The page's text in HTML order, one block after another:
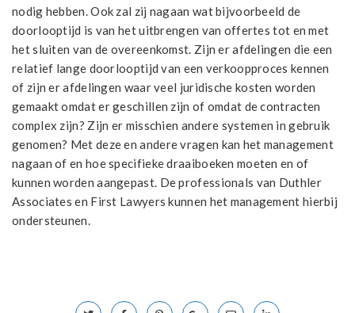
nodig hebben. Ook zal zij nagaan wat bijvoorbeeld de
doorlooptijd is van het uitbrengen van offertes tot en met
het sluiten van de overeenkomst. Zijn er afdelingen die een
relatief lange doorlooptijd van een verkoopproces kennen
of zijn er afdelingen waar veel juridische kosten worden
gemaakt omdat er geschillen zijn of omdat de contracten
complex zijn? Zijn er misschien andere systemen in gebruik
genomen? Met deze en andere vragen kan het management
nagaan of en hoe specifieke draaiboeken moeten en of
kunnen worden aangepast. De professionals van Duthler
Associates en First Lawyers kunnen het management hierbij
ondersteunen.